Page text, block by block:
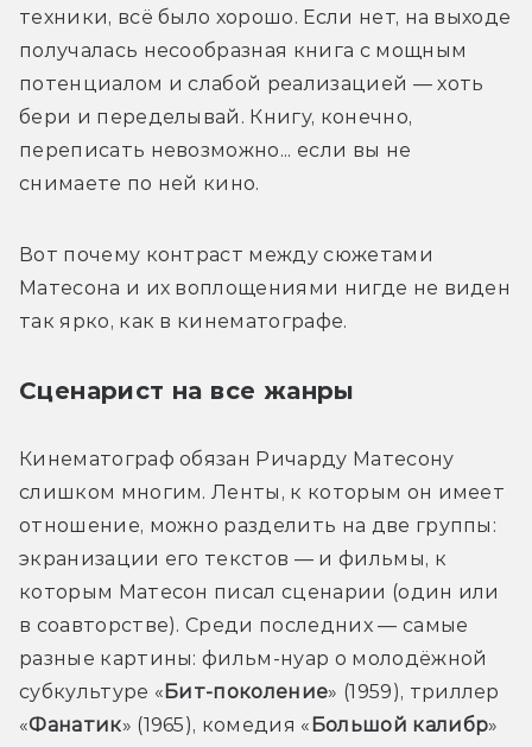
техники, всё было хорошо. Если нет, на выходе
получалась несообразная книга с мощным
потенциалом и слабой реализацией — хоть
бери и переделывай. Книгу, конечно,
переписать невозможно... если вы не
снимаете по ней кино.
Вот почему контраст между сюжетами
Матесона и их воплощениями нигде не виден
так ярко, как в кинематографе.
Сценарист на все жанры
Кинематограф обязан Ричарду Матесону
слишком многим. Ленты, к которым он имеет
отношение, можно разделить на две группы:
экранизации его текстов — и фильмы, к
которым Матесон писал сценарии (один или
в соавторстве). Среди последних — самые
разные картины: фильм-нуар о молодёжной
субкультуре «Бит-поколение» (1959), триллер
«Фанатик» (1965), комедия « Большой калибр»